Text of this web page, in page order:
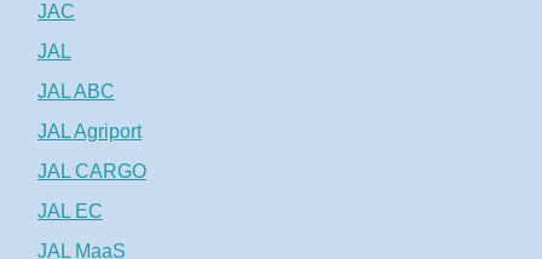
JAC
JAL
JAL ABC
JAL Agriport
JAL CARGO
JAL EC
JAL MaaS